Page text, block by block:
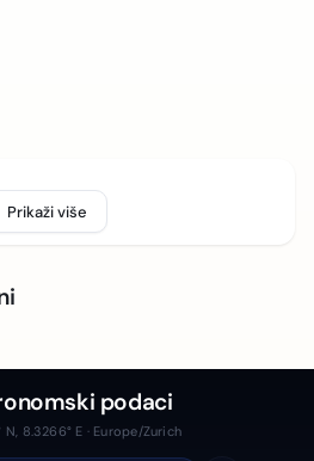
Prikaži više
podaci
N, 8.3266° E · Europe/Zurich